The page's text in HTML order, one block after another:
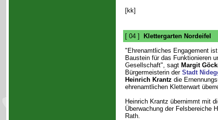
[kk]
[ 04 ]
Klettergarten Nordeifel
"Ehrenamtliches Engagement
Baustein für das Funktionieren
Gesellschaft", sagt Margit
Bürgermeisterin der Stadt
Heinrich Krantz die
ehrenamtlichen Kletterwart
Heinrich Krantz übernimmt mit
Überwachung der Felsbereiche
Rath.